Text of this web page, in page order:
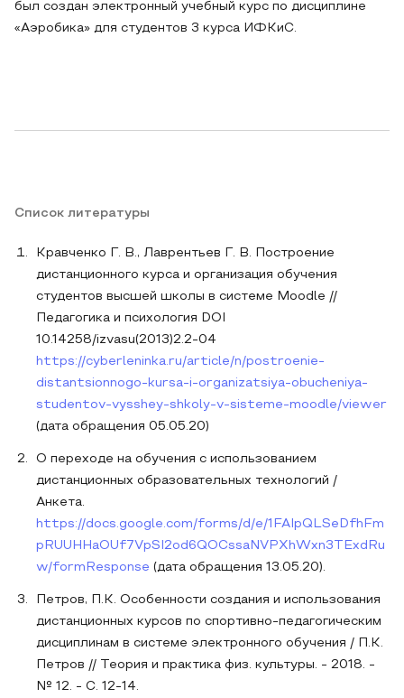
был создан электронный учебный курс по дисциплине
«Аэробика» для студентов 3 курса ИФКиС.
Список литературы
Кравченко Г. В., Лаврентьев Г. В. Построение
дистанционного курса и организация обучения
студентов высшей школы в системе Moodle //
Педагогика и психология DOI
10.14258/izvasu(2013)2.2-04
https://cyberleninka.ru/article/n/postroenie-
distantsionnogo-kursa-i-organizatsiya-obucheniya-
studentov-vysshey-shkoly-v-sisteme-moodle/viewer
(дата обращения 05.05.20)
О переходе на обучения с использованием
дистанционных образовательных технологий /
Анкета.
https://docs.google.com/forms/d/e/1FAIpQLSeDfhFm
pRUUHHaOUf7VpSI2od6QOCssaNVPXhWxn3TExdRu
w/formResponse (дата обращения 13.05.20).
Петров, П.К. Особенности создания и использования
дистанционных курсов по спортивно-педагогическим
дисциплинам в системе электронного обучения / П.К.
Петров // Теория и практика физ. культуры. - 2018. -
№ 12. - С. 12-14.